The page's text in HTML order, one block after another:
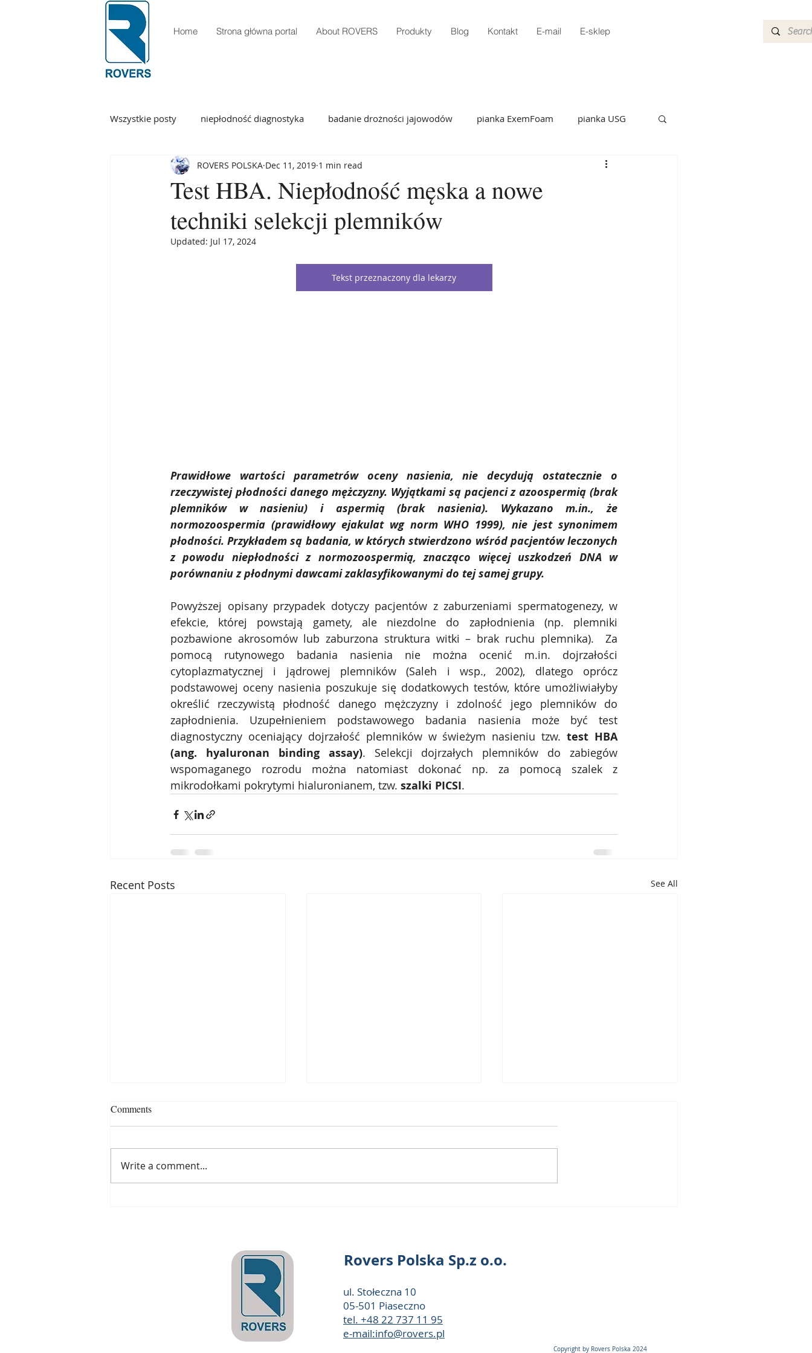
Home Strona główna portal About ROVERS Produkty Blog Kontakt E-mail E-sklep
Wszystkie posty niepłodność diagnostyka badanie drożności jajowodów pianka ExemFoam pianka USG
pianka drożność jajowodów ExemFoam pianka drożność jajowodów dystrybut ExemFoam dystrybutor
pianka usg dystrybutor stapler wchłanialne zszywki stapler wchłanialne zszywki
rana pooperacyjna stapler chirurgia szycie ran
Test HBA. Niepłodność męska a nowe
techniki selekcji plemników
ROVERS POLSKA Dec 11, 2019 1 min read
Updated: Jul 17, 2024
Tekst przeznaczony dla lekarzy
Prawidłowe wartości parametrów oceny nasienia, nie decydują ostatecznie o
rzeczywistej płodności danego mężczyzny. Wyjątkami są pacjenci z azoospermią (brak
plemników w nasieniu) i aspermią (brak nasienia). Wykazano m.in., że
normozoospermia (prawidłowy ejakulat wg norm WHO 1999), nie jest synonimem
płodności. Przykładem są badania, w których stwierdzono wśród pacjentów leczonych
z powodu niepłodności z normozoospermią, znacząco więcej uszkodzeń DNA w
porównaniu z płodnymi dawcami zaklasyfikowanymi do tej samej grupy.
Powyższej opisany przypadek dotyczy pacjentów z zaburzeniami spermatogenezy, w
efekcie, której powstają gamety, ale niezdolne do zapłodnienia (np. plemniki
pozbawione akrosomów lub zaburzona struktura witki – brak ruchu plemnika).  Za
pomocą rutynowego badania nasienia nie można ocenić m.in. dojrzałości
cytoplazmatycznej i jądrowej plemników (Saleh i wsp., 2002), dlatego oprócz
podstawowej oceny nasienia poszukuje się dodatkowych testów, które umożliwiałyby
określić rzeczywistą płodność danego mężczyzny i zdolność jego plemników do
zapłodnienia. Uzupełnieniem podstawowego badania nasienia może być test
diagnostyczny oceniający dojrzałość plemników w świeżym nasieniu tzw. test HBA
(ang. hyaluronan binding assay). Selekcji dojrzałych plemników do zabiegów
wspomaganego rozrodu można natomiast dokonać np. za pomocą szalek z
mikrodołkami pokrytymi hialuronianem, tzw. szalki PICSI.
Recent Posts See All
Comments
Write a comment...
Rovers Polska Sp.z o.o.
ul. Stołeczna 10
05-501 Piaseczno
tel. +48 22 737 11 95
e-mail:info@rovers.pl
Copyright by Rovers Polska 2024